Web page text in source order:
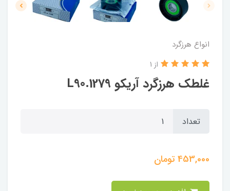
انواع هرزگرد
غلطک هرزگرد آریکو 1279.L90
از 1
تعداد
453,000تومان